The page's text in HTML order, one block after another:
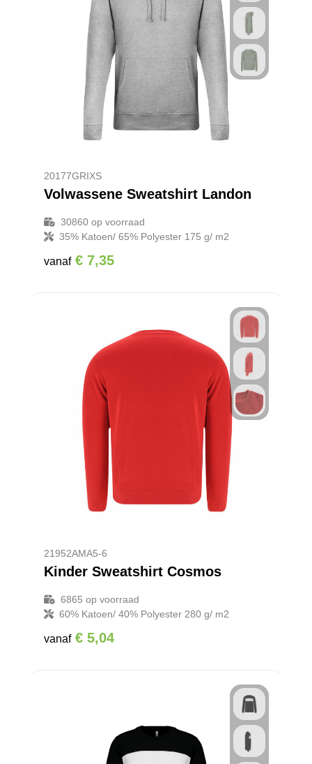
20177GRIXS
Volwassene Sweatshirt Landon
30860op voorraad
35% Katoen/ 65% Polyester 175 g/ m2
vanaf € 7,35
21952AMA5-6
Kinder Sweatshirt Cosmos
6865 op voorraad
60% Katoen/ 40% Polyester 280 g/ m2
vanaf € 5,04